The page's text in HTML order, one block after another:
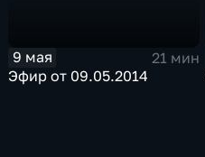
9 мая
21 мин
Эфир от 09.05.2014